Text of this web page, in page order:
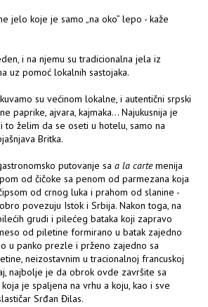
jelo koje je samo „na oko” lepo - kaže
i na njemu su tradicionalna jela iz
uz pomoć lokalnih sastojaka.
su većinom lokalne, i autentični srpski
paprike, ajvara, kajmaka… Najukusnija je
to želim da se oseti u hotelu, samo na
Britka.
putovanje saa la cartemenija
od čičoke sa penom od parmezana koja
od crnog luka i prahom od slanine -
povezuju Istok i Srbija. Nakon toga, na
grudi i pilećeg bataka koji zapravo
od piletine formirano u batak zajedno
u panko prezle i prženo zajedno sa
neizostavnim u tracionalnoj francuskoj
najbolje je da obrok ovde završite sa
je spaljena na vrhu a koju, kao i sve
Srđan Đilas.